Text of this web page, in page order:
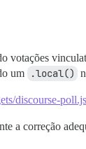
um
.local()
discourse-
a correção